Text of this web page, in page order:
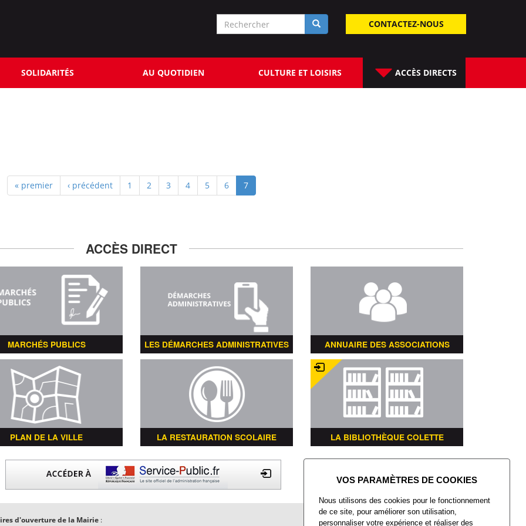
CONTACTEZ-NOUS
Formulaire
recherche
SOLIDARITÉS AU QUOTIDIEN CULTURE ET LOISIRS ACCÈS DIRECTS
« premier ‹ précédent 1 2 3 4 5 6 7
ACCÈS DIRECT
MARCHÉS PUBLICS LES DÉMARCHES ADMINISTRATIVES ANNUAIRE DES ASSOCIATIONS
PLAN DE LA VILLE LA RESTAURATION SCOLAIRE LA BIBLIOTHÈQUE COLETTE
d'ouverture de la Mairie:
Mairie de Villers-Saint-Paul
Nous utilisons des cookies pour le fonctionnement
de ce site, pour améliorer son utilisation,
personnaliser votre expérience et réaliser des